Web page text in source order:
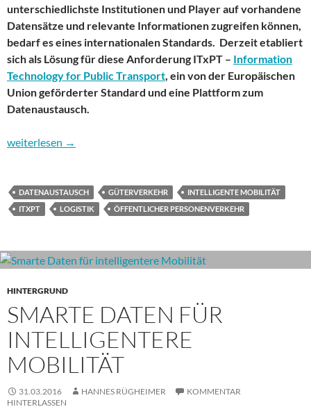
unterschiedlichste Institutionen und Player auf vorhandene
Datensätze und relevante Informationen zugreifen können,
bedarf es eines internationalen Standards. Derzeit etabliert
sich als Lösung für diese Anforderung ITxPT – Information
Technology for Public Transport, ein von der Europäischen
Union geförderter Standard und eine Plattform zum
Datenaustausch.
Zeigt her Eure Daten – die Austauschplattform ITxPT
weiterlesen →
DATENAUSTAUSCH GÜTERVERKEHR
INTELLIGENTE MOBILITÄT
ITXPT
LOGISTIK ÖFFENTLICHER PERSONENVERKEHR
HINTERGRUND
SMARTE DATEN FÜR
INTELLIGENTERE
MOBILITÄT
31.03.2016 HANNES RÜGHEIMER
KOMMENTAR
HINTERLASSEN